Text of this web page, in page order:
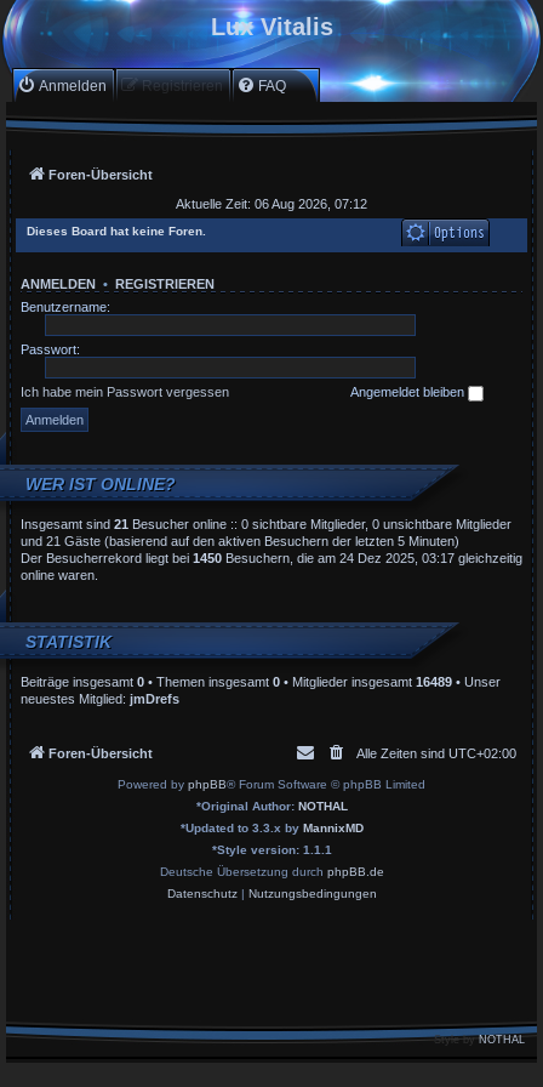
Lux Vitalis
Anmelden Registrieren FAQ
Foren-Übersicht
Aktuelle Zeit: 06 Aug 2026, 07:12
Dieses Board hat keine Foren.
ANMELDEN • REGISTRIEREN
Benutzername:
Passwort:
Ich habe mein Passwort vergessen Angemeldet bleiben
WER IST ONLINE?
Insgesamt sind 21 Besucher online :: 0 sichtbare Mitglieder, 0 unsichtbare Mitglieder
und 21 Gäste (basierend auf den aktiven Besuchern der letzten 5 Minuten)
Der Besucherrekord liegt bei 1450 Besuchern, die am 24 Dez 2025, 03:17 gleichzeitig
online waren.
STATISTIK
Beiträge insgesamt 0 • Themen insgesamt 0 • Mitglieder insgesamt 16489 • Unser
neuestes Mitglied: jmDrefs
Foren-Übersicht Alle Zeiten sind UTC+02:00
Powered by phpBB® Forum Software © phpBB Limited
*Original Author: NOTHAL
*Updated to 3.3.x by MannixMD
*Style version: 1.1.1
Deutsche Übersetzung durch phpBB.de
Datenschutz| Nutzungsbedingungen
Style byNOTHAL